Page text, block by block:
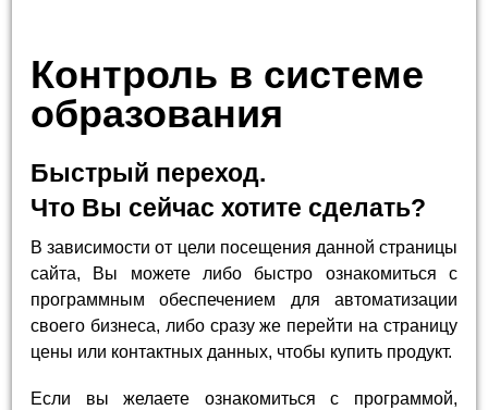
Контроль в системе
образования
Быстрый переход.
Что Вы сейчас хотите сделать?
В зависимости от цели посещения данной страницы
сайта, Вы можете либо быстро ознакомиться с
программным обеспечением для автоматизации
своего бизнеса, либо сразу же перейти на страницу
цены или контактных данных, чтобы купить продукт.
Если вы желаете ознакомиться с программой,